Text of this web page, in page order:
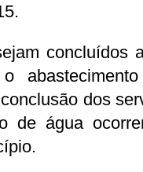
concluídos
dos
de água